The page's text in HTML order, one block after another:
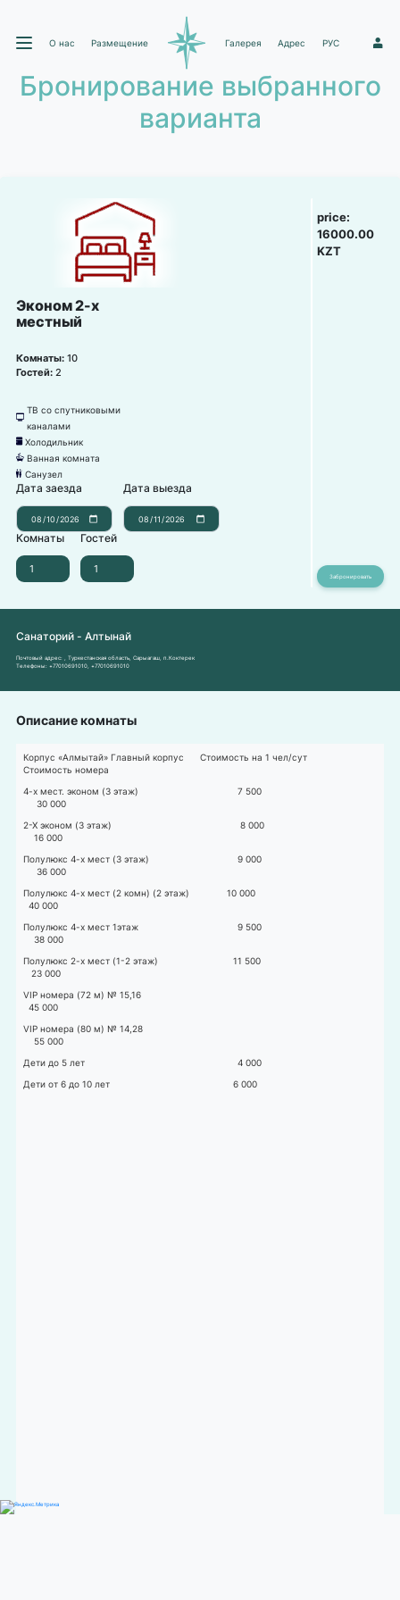
О нас Размещение Галерея Адрес РУС 1
Бронирование выбранного
варианта
Эконом 2-х
местный
Комнаты: 10
Гостей: 2
넎
ТВ со спутниковыми
каналами
녒 Холодильник
넸 Ванная комната
댃 Санузел
Дата заезда Дата выезда
Комнаты Гостей
price:
16000.00
KZT
Санаторий - Алтынай
Почтовый адрес:
, Туркестанская область, Сарыагаш, п.Коктерек
Телефоны: +77010691010 +77010691010
Описание комнаты